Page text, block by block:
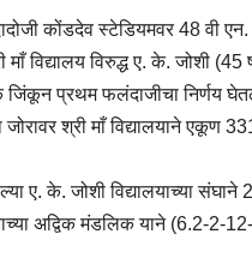
कोंडदेव स्टेडियमवर 48 वी
माँ विद्यालय विरुद्ध ए. के. जोशी
जिंकून प्रथम फलंदाजीचा निर्णय
जोरावर श्री माँ विद्यालयाने एकूण
ए. के. जोशी विद्यालयाच्या संघाने
अद्विक मंडलिक याने (6.2-